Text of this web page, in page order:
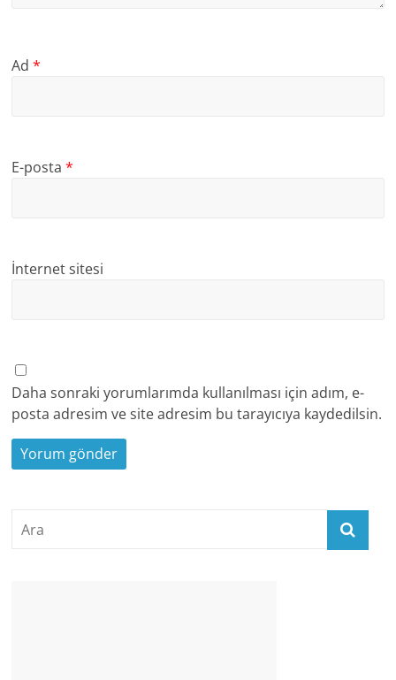
Ad*
E-posta*
İnternet sitesi
Daha sonraki yorumlarımda kullanılması için adım, e-
posta adresim ve site adresim bu tarayıcıya kaydedilsin.